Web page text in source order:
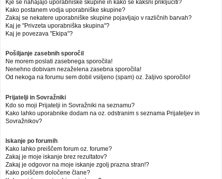
Kje se nahajajo uporabniške skupine in kako se kakšni priključiti?
Kako postanem vodja uporabniške skupine?
Zakaj se nekatere uporabniške skupine pojavljajo v različnih barvah?
Kaj je "Privzeta uporabniška skupina"?
Kaj je povezava "Ekipa"?
Pošiljanje zasebnih sporočil
Ne morem poslati zasebnega sporočila!
Nenehno dobivam nezaželena zasebna sporočila!
Od nekoga na forumu sem dobil vsiljeno (spam) oz. žaljivo sporočilo!
Prijatelji in Sovražniki
Kdo so moji Prijatelji in Sovražniki na seznamu?
Kako lahko uporabnike dodam na oz. odstranim s seznama Prijateljev in
Sovražnikov?
Iskanje po forumih
Kako lahko preiščem forum oz. forume?
Zakaj je moje iskanje brez rezultatov?
Zakaj je odgovor na moje iskanje zgolj prazna stran!?
Kako poiščem določene člane?